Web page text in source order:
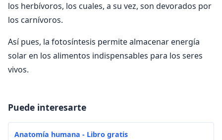
los herbívoros, los cuales, a su vez, son devorados por
los carnívoros.
Así pues, la fotosíntesis permite almacenar energía
solar en los alimentos indispensables para los seres
vivos.
Puede interesarte
Anatomía humana - Libro gratis